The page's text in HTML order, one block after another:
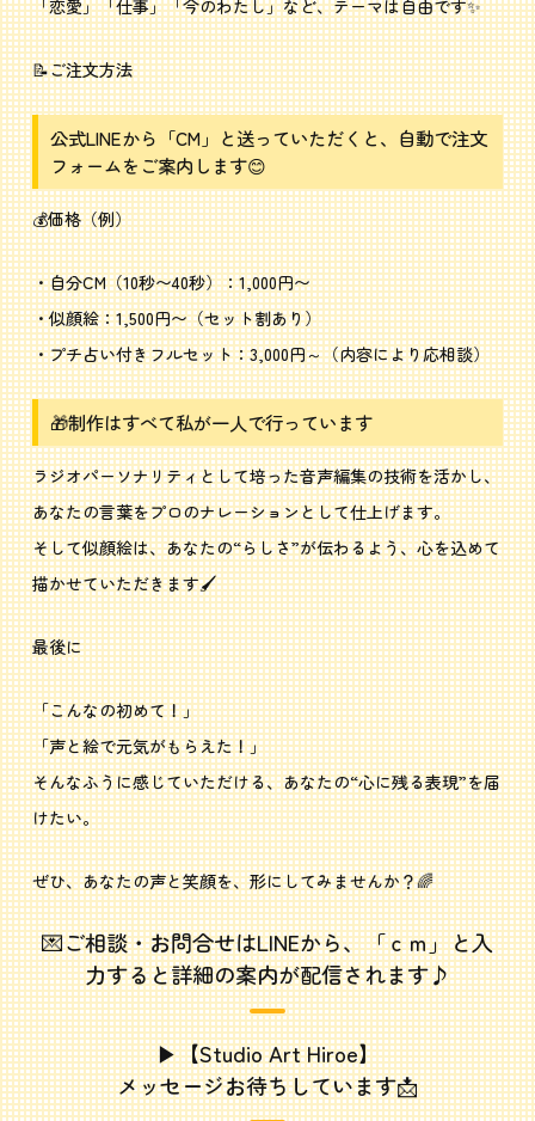
「恋愛」「仕事」「今のわたし」など、テーマは自由です✨
📝ご注文方法
公式LINEから「CM」と送っていただくと、自動で注文
フォームをご案内します😊
💰価格（例）
・自分CM（10秒〜40秒）：1,000円〜
・似顔絵：1,500円〜（セット割あり）
・プチ占い付きフルセット：3,000円～（内容により応相談）
🎁制作はすべて私が一人で行っています
ラジオパーソナリティとして培った音声編集の技術を活かし、
あなたの言葉をプロのナレーションとして仕上げます。
そして似顔絵は、あなたの“らしさ”が伝わるよう、心を込めて
描かせていただきます🖌️
最後に
「こんなの初めて！」
「声と絵で元気がもらえた！」
そんなふうに感じていただける、あなたの“心に残る表現”を届
けたい。
ぜひ、あなたの声と笑顔を、形にしてみませんか？🌈
💌ご相談・お問合せはLINEから、「ｃｍ」と入
力すると詳細の案内が配信されます♪
▶【Studio Art Hiroe】
メッセージお待ちしています📩